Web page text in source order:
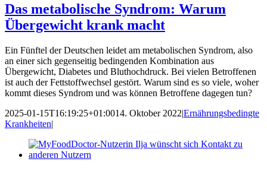
Das metabolische Syndrom: Warum
Übergewicht krank macht
Ein Fünftel der Deutschen leidet am metabolischen Syndrom, also
an einer sich gegenseitig bedingenden Kombination aus
Übergewicht, Diabetes und Bluthochdruck. Bei vielen Betroffenen
ist auch der Fettstoffwechsel gestört. Warum sind es so viele, woher
kommt dieses Syndrom und was können Betroffene dagegen tun?
2025-01-15T16:19:25+01:0014. Oktober 2022|Ernährungsbedingte
Krankheiten|